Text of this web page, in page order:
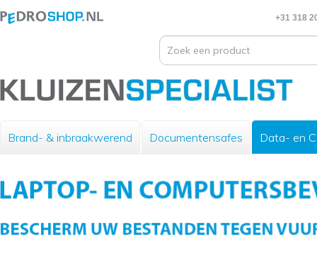
+31 318
Brand- & inbraakwerend Documentensafes Data- en